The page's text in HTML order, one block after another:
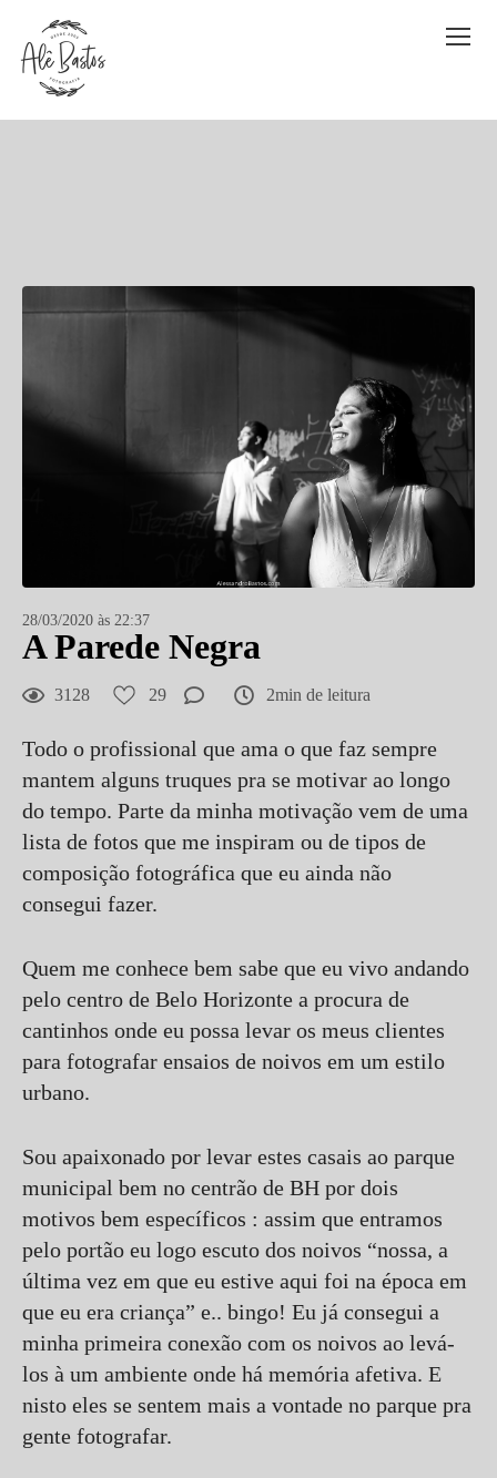
28/03/2020 às 22:37
A Parede Negra
3128 29 2min de leitura
Todo o profissional que ama o que faz sempre
mantem alguns truques pra se motivar ao longo
do tempo. Parte da minha motivação vem de uma
lista de fotos que me inspiram ou de tipos de
composição fotográfica que eu ainda não
consegui fazer.
Quem me conhece bem sabe que eu vivo andando
pelo centro de Belo Horizonte a procura de
cantinhos onde eu possa levar os meus clientes
para fotografar ensaios de noivos em um estilo
urbano.
Sou apaixonado por levar estes casais ao parque
municipal bem no centrão de BH por dois
motivos bem específicos : assim que entramos
pelo portão eu logo escuto dos noivos “nossa, a
última vez em que eu estive aqui foi na época em
que eu era criança” e.. bingo! Eu já consegui a
minha primeira conexão com os noivos ao levá-
los à um ambiente onde há memória afetiva. E
nisto eles se sentem mais a vontade no parque pra
gente fotografar.